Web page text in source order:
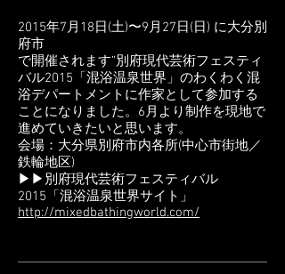
2015年7月18日(土)〜9月27日(日) に大分別
府市
で開催されます”別府現代芸術フェスティ
バル2015「混浴温泉世界」のわくわく混
浴デパートメントに作家として参加する
ことになりました。6月より制作を現地で
進めていきたいと思います。
会場：大分県別府市内各所(中心市街地／
鉄輪地区)
▶▶別府現代芸術フェスティバル
2015「混浴温泉世界サイト」
http://mixedbathingworld.com/